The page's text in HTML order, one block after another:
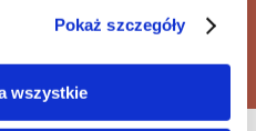
Pokaż szczegóły
wszystkie